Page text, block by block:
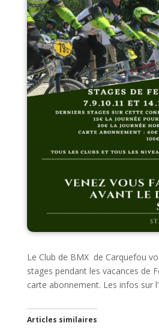
Le Club de BMX de Carquefou
stages pendant les vacances de
carte abonnement. Les infos sur
Articles similaires